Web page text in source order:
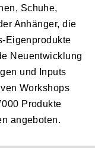
Schuhe,
Anhänger, die
Eigenprodukte
Neuentwicklung
und Inputs
Workshops
Produkte
angeboten.